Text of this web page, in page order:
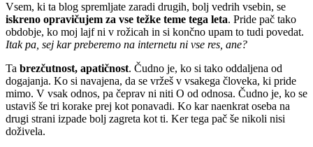
Vsem, ki ta blog spremljate zaradi drugih, bolj vedrih vsebin, se
iskreno opravičujem za vse težke teme tega leta. Pride pač tako
obdobje, ko moj lajf ni v rožicah in si končno upam to tudi povedat.
Itak pa, sej kar preberemo na internetu ni vse res, ane?
Ta brezčutnost, apatičnost. Čudno je, ko si tako oddaljena od
dogajanja. Ko si navajena, da se vržeš v vsakega človeka, ki pride
mimo. V vsak odnos, pa čeprav ni niti O od odnosa. Čudno je, ko se
ustaviš še tri korake prej kot ponavadi. Ko kar naenkrat oseba na
drugi strani izpade bolj zagreta kot ti. Ker tega pač še nikoli nisi
doživela.